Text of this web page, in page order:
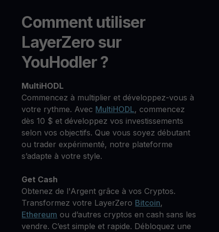
Comment utiliser
LayerZero sur
YouHodler ?
MultiHODL
Commencez à multiplier et développez-vous à
votre rythme. Avec MultiHODL, commencez
dès 10 $ et développez vos investissements
selon vos objectifs. Que vous soyez débutant
ou trader expérimenté, notre plateforme
s’adapte à votre style.
Get Cash
Obtenez de l'Argent grâce à vos Cryptos.
Transformez votre LayerZero Bitcoin,
Ethereum ou d’autres cryptos en cash sans les
vendre. C’est simple et rapide. Débloquez une